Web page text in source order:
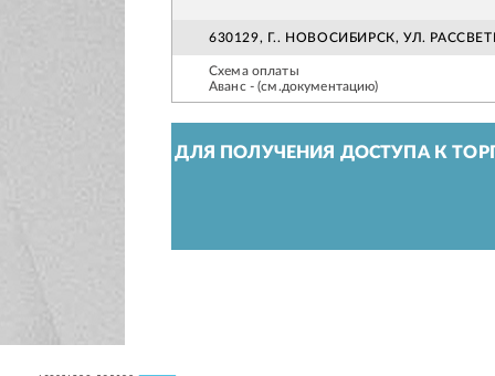
630129, Г.. НОВОСИБИРСК, УЛ.
Схема оплаты
Аванс - (см.документацию)
ДЛЯ ПОЛУЧЕНИЯ ДОСТУПА К